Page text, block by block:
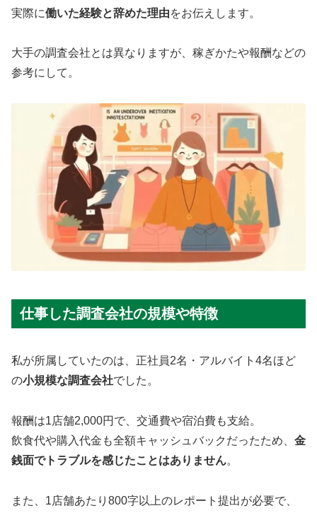
実際に働いた経験と辞めた理由をお伝えします。
大手の調査会社とは異なりますが、稼ぎかたや報酬などの
参考にして。
仕事した調査会社の規模や特徴
私が所属していたのは、正社員2名・アルバイト4名ほど
の小規模な調査会社でした。
報酬は1店舗2,000円で、交通費や宿泊費も支給。
飲食代や購入代金も全額キャッシュバックだったため、 金
銭面でトラブルを感じたことはありません。
また、1店舗あたり800字以上のレポート提出が必要で、